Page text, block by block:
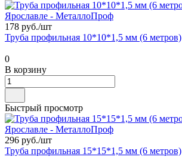
178 руб./шт
Труба профильная 10*10*1,5 мм (6 метров)
0
В корзину
Быстрый просмотр
296 руб./шт
Труба профильная 15*15*1,5 мм (6 метров)